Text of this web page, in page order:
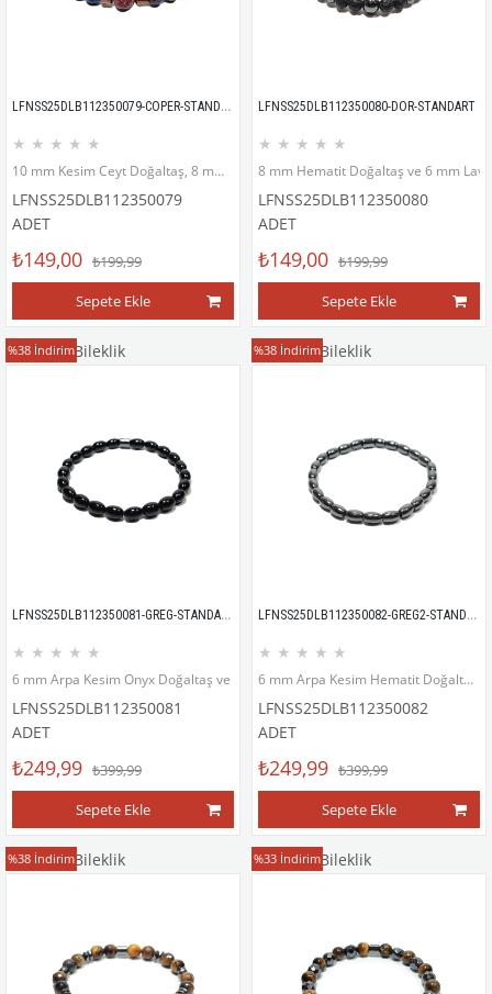
LFNSS25DLB112350079-COPER-STANDART
★ ★ ★ ★ ★
10 mm Kesim Ceyt Doğaltaş, 8 mm Ceyt Doğaltaş ve Hematit Doğaltaş Bileklik
LFNSS25DLB112350079
ADET
₺149,00 ₺199,99
Sepete Ekle
LFNSS25DLB112350080-DOR-STANDART
★ ★ ★ ★ ★
8 mm Hematit Doğaltaş ve 6 mm Lav
LFNSS25DLB112350080
ADET
₺149,00 ₺199,99
Sepete Ekle
Doğaltaş Bileklik
LFNSS25DLB112350081-GREG-STANDART
★ ★ ★ ★ ★
6 mm Arpa Kesim Onyx Doğaltaş ve Hematit Doğaltaş Bileklik
LFNSS25DLB112350081
ADET
₺249,99 ₺399,99
Sepete Ekle
%38 İndirim Doğaltaş Bileklik
LFNSS25DLB112350082-GREG2-STANDART
★ ★ ★ ★ ★
6 mm Arpa Kesim Hematit Doğaltaş Bileklik
LFNSS25DLB112350082
ADET
₺249,99 ₺399,99
Sepete Ekle
%38 İndirim
Doğaltaş Bileklik
%38 İndirim Doğaltaş Bileklik
%33 İndirim